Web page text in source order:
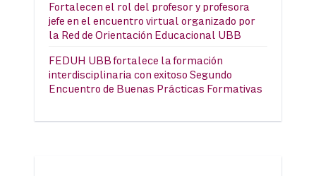
Fortalecen el rol del profesor y profesora
jefe en el encuentro virtual organizado por
la Red de Orientación Educacional UBB
FEDUH UBB fortalece la formación
interdisciplinaria con exitoso Segundo
Encuentro de Buenas Prácticas Formativas